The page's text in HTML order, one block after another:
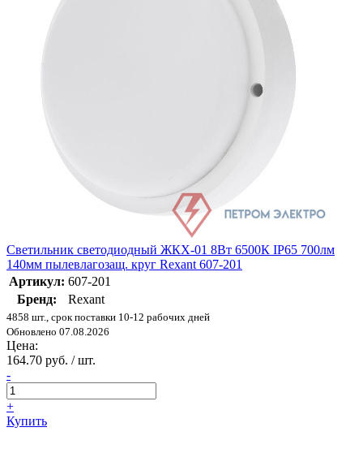
Светильник светодиодный ЖКХ-01 8Вт 6500К IP65 700лм
140мм пылевлагозащ. круг Rexant 607-201
Артикул: 607-201
Бренд:
Rexant
4858 шт., срок поставки 10-12 рабочих дней
Обновлено 07.08.2026
Цена:
164.70 руб. / шт.
-
+
Купить